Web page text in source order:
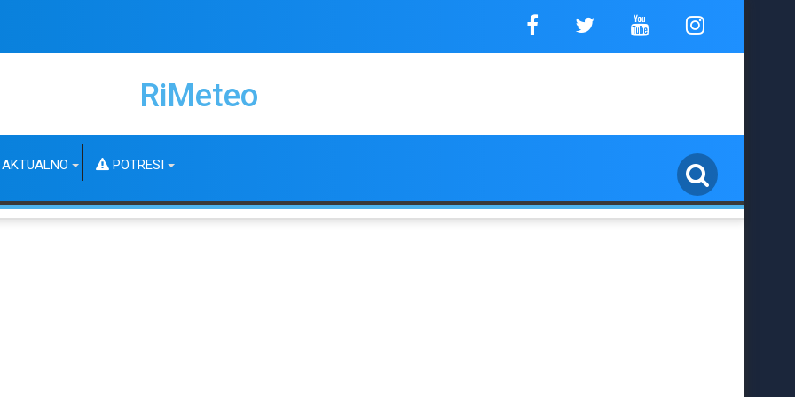
RiMeteo
AKTUALNO POTRESI